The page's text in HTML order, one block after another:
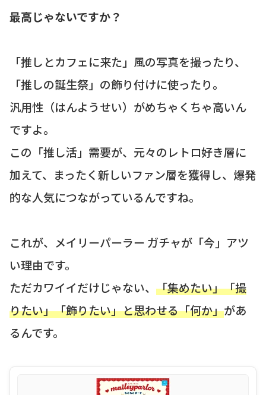
最高じゃないですか？
「推しとカフェに来た」風の写真を撮ったり、
「推しの誕生祭」の飾り付けに使ったり。
汎用性（はんようせい）がめちゃくちゃ高いん
ですよ。
この「推し活」需要が、元々のレトロ好き層に
加えて、まったく新しいファン層を獲得し、爆発
的な人気につながっているんですね。
これが、メイリーパーラー ガチャが「今」アツ
い理由です。
ただカワイイだけじゃない、 「集めたい」「撮
りたい」「飾りたい」と思わせる「何か」があ
るんです。